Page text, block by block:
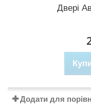
Двері
Додати для